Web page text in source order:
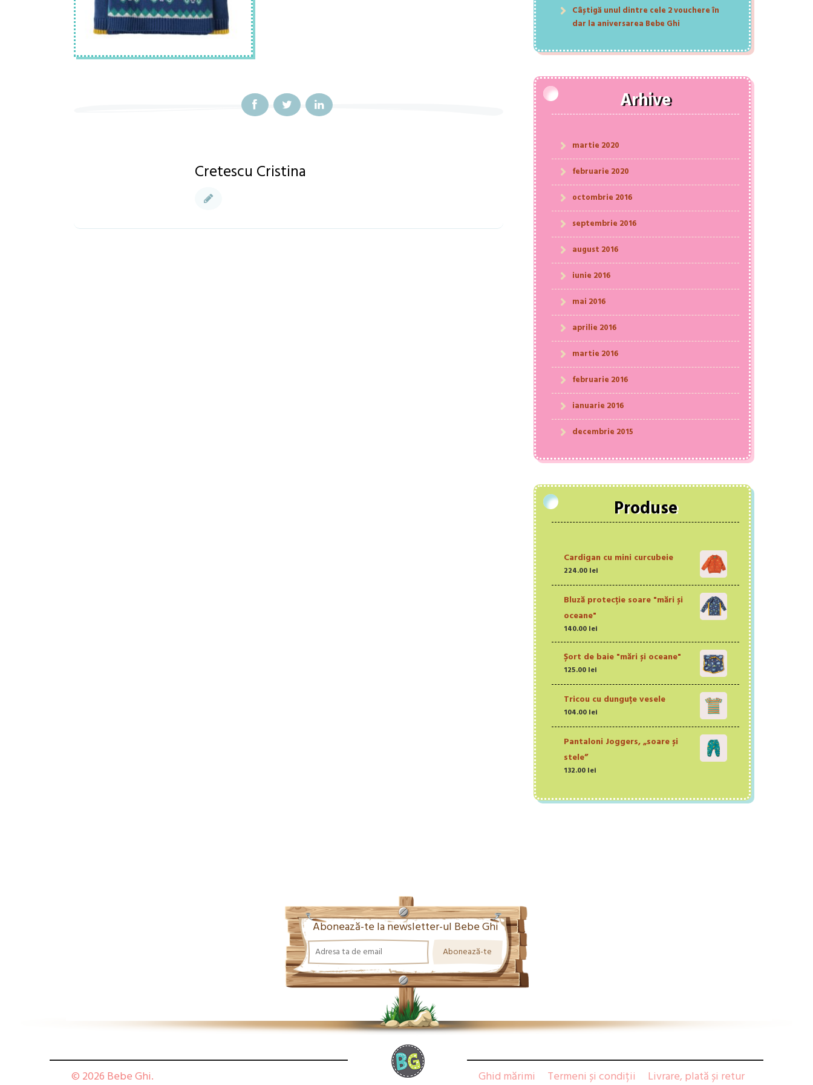
Cretescu Cristina
Câștigă unul dintre cele 2 vouchere în
dar la aniversarea Bebe Ghi
Arhive
martie 2020
februarie 2020
octombrie 2016
septembrie 2016
august 2016
iunie 2016
mai 2016
aprilie 2016
martie 2016
februarie 2016
ianuarie 2016
decembrie 2015
Produse
Cardigan cu mini curcubeie
224.00 lei
Bluză protecție soare "mări și
oceane"
140.00 lei
Șort de baie "mări și oceane"
125.00 lei
Tricou cu dunguțe vesele
104.00 lei
Pantaloni Joggers, „soare și
stele”
132.00 lei
Abonează-te la newsletter-ul Bebe Ghi
© 2026 Bebe Ghi. Ghid mărimi Termeni și condiții Livrare, plată și retur